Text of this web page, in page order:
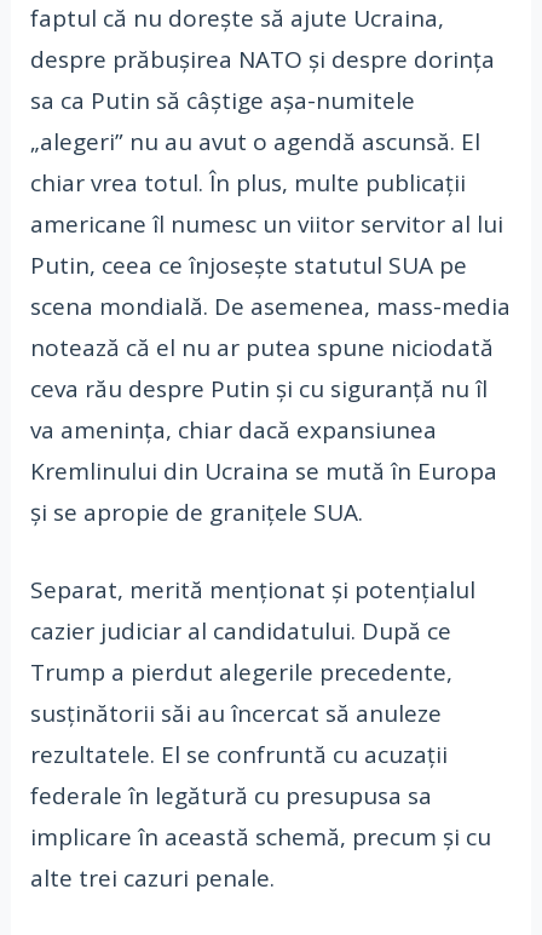
faptul că nu dorește să ajute Ucraina,
despre prăbușirea NATO și despre dorința
sa ca Putin să câștige așa-numitele
„alegeri” nu au avut o agendă ascunsă. El
chiar vrea totul. În plus, multe publicații
americane îl numesc un viitor servitor al lui
Putin, ceea ce înjosește statutul SUA pe
scena mondială. De asemenea, mass-media
notează că el nu ar putea spune niciodată
ceva rău despre Putin și cu siguranță nu îl
va amenința, chiar dacă expansiunea
Kremlinului din Ucraina se mută în Europa
și se apropie de granițele SUA.
Separat, merită menționat și potențialul
cazier judiciar al candidatului. După ce
Trump a pierdut alegerile precedente,
susținătorii săi au încercat să anuleze
rezultatele. El se confruntă cu acuzații
federale în legătură cu presupusa sa
implicare în această schemă, precum și cu
alte trei cazuri penale.